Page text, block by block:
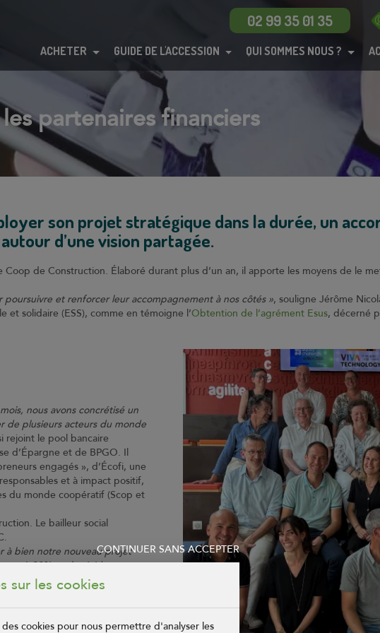
02 99 35 01 35
ACHETER GUIDE DE L'ACCESSION QUI SOMMES NOUS ?
partenaires financiers
son projet stratégique dans la durée, un
d’une vision partagée.
de Construction. Élaboré durant plus d’un an, il apporte les moyens de le
et renforcer leur accompagnement à nos côtés », souligne Jérôme
et solidaire (ESS), comme en témoigne l’Obtention de l’agrément Esus, décerné
nous avons concrétisé un
de plusieurs acteurs du monde
rejoint le pool bancaire
d’Épargne et de BPGO. Il
engagés », d’Écofi, une
et à impact positif,
du monde coopératif (Scop et
Le bailleur social
à bien notre nouveau projet
à 80% sur la résidence
et financière.
et se sont traduits par la
CONTINUER SANS ACCEPTER
sur les cookies
cookies pour nous permettre d'analyser les